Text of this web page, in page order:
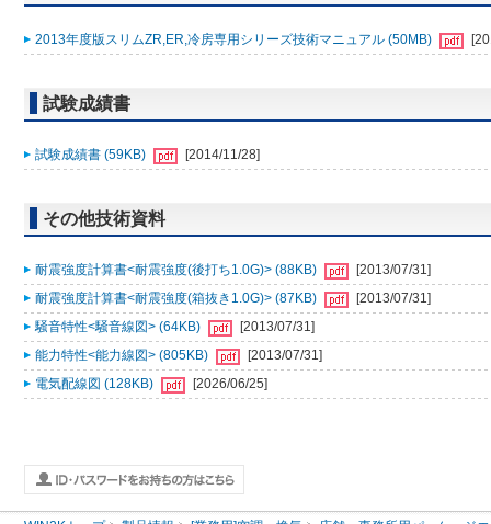
2013年度版スリムZR,ER,冷房専用シリーズ技術マニュアル (50MB)
試験成績書
試験成績書 (59KB) [2014/11/28]
その他技術資料
耐震強度計算書<耐震強度(後打ち1.0G)> (88KB)
[2013/07/31]
耐震強度計算書<耐震強度(箱抜き1.0G)> (87KB)
[2013/07/31]
騒音特性<騒音線図> (64KB)
[2013/07/31]
能力特性<能力線図> (805KB)
[2013/07/31]
電気配線図 (128KB)
[2026/06/25]